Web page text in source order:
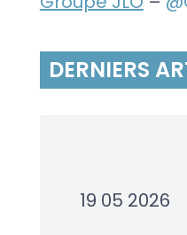
DERNIERS
19 05 2026